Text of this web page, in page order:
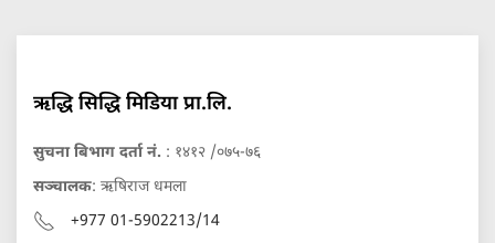
ऋद्धि सिद्धि मिडिया प्रा.लि.
सुचना बिभाग दर्ता नं. : १४१२ /०७५-७६
सञ्चालक: ऋषिराज धमला
+977 01-5902213/14